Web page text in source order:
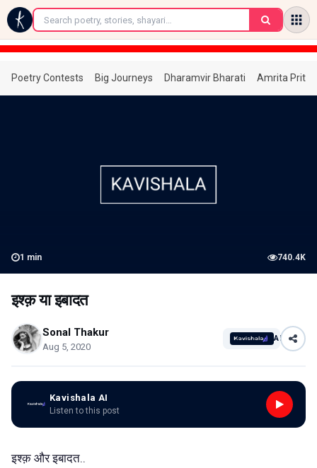
←
Poetry Contests Big Journeys Dharamvir Bharati Amrita
1 min 740.4K
इश्क़ या इबादत
Sonal Thakur
Aug 5, 2020
AI
Kavishala AI
Listen to this post
इश्क़ और इबादत..